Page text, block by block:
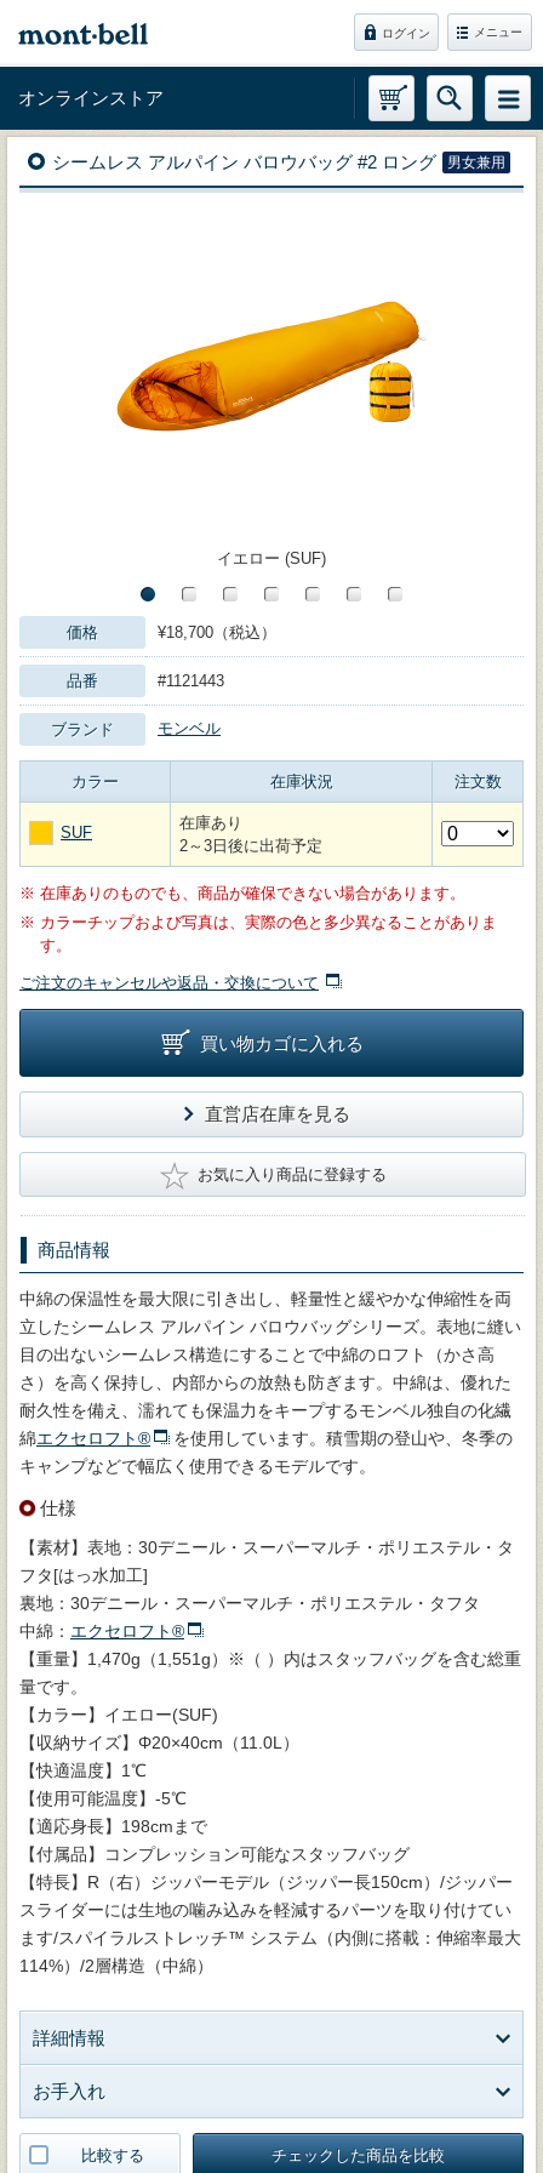
ログイン メニュー
オンラインストア
シームレス アルパイン バロウバッグ #2 ロング 男女兼用
イエロー (SUF)
価格 ¥18,700（税込）
品番 #1121443
ブランド モンベル
カラー 在庫状況 注文数
SUF
在庫あり
2～3日後に出荷予定
※ 在庫ありのものでも、商品が確保できない場合があります。
※ カラーチップおよび写真は、実際の色と多少異なることがありま
す。
ご注文のキャンセルや返品・交換について
買い物カゴに入れる
直営店在庫を見る
★ お気に入り商品に登録する
商品情報
中綿の保温性を最大限に引き出し、軽量性と緩やかな伸縮性を両
立したシームレス アルパイン バロウバッグシリーズ。表地に縫い
目の出ないシームレス構造にすることで中綿のロフト（かさ高
さ）を高く保持し、内部からの放熱も防ぎます。中綿は、優れた
耐久性を備え、濡れても保温力をキープするモンベル独自の化繊
綿エクセロフト®
を使用しています。積雪期の登山や、冬季の
キャンプなどで幅広く使用できるモデルです。
仕様
【素材】表地：30デニール・スーパーマルチ・ポリエステル・タ
フタ[はっ水加工]
裏地：30デニール・スーパーマルチ・ポリエステル・タフタ
中綿： エクセロフト®
【重量】1,470g（1,551g）※（ ）内はスタッフバッグを含む総重
量です。
【カラー】イエロー(SUF)
【収納サイズ】Φ20×40cm（11.0L）
【快適温度】1℃
【使用可能温度】-5℃
【適応身長】198cmまで
【付属品】コンプレッション可能なスタッフバッグ
【特長】R（右）ジッパーモデル（ジッパー長150cm）/ジッパー
スライダーには生地の噛み込みを軽減するパーツを取り付けてい
ます/スパイラルストレッチ™ システム（内側に搭載：伸縮率最大
114%）/2層構造（中綿）
詳細情報
お手入れ
比較する チェックした商品を比較